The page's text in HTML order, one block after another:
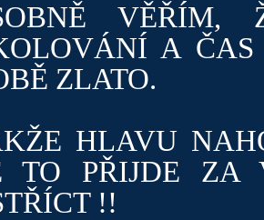
VĚŘÍM,
A
ZLATO.
HLAVU
TO PŘIJDE ZA
!!